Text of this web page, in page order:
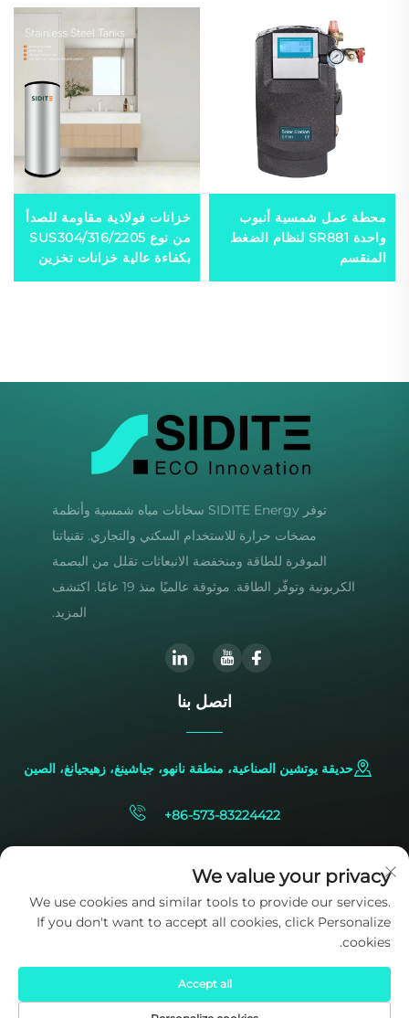
محطة عمل شمسية أنبوب
واحدة SR881 لنظام الضغط
المنقسم
خزانات فولاذية مقاومة للصدأ
من نوع SUS304/316/2205
بكفاءة عالية خزانات تخزين
ساخنة للماء متوافقة مع
توفر SIDITE Energy سخانات مياه شمسية وأنظمة
مضخات حرارة للاستخدام السكني والتجاري. تقنياتنا
الموفرة للطاقة ومنخفضة الانبعاثات تقلل من البصمة
الكربونية وتوفّر الطاقة. موثوقة عالميًا منذ 19 عامًا. اكتشف
المزيد.
اتصل بنا
حديقة يوتشين الصناعية، منطقة نانهو، جياشينغ، زهيجيانغ، الصين
+86-573-83224422
الخصوصية
We value your privacy
We use cookies and similar tools to provide our services.
If you don't want to accept all cookies, click Personalize
cookies.
Accept all